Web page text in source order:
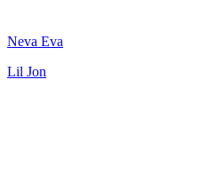
Neva Eva
Lil Jon